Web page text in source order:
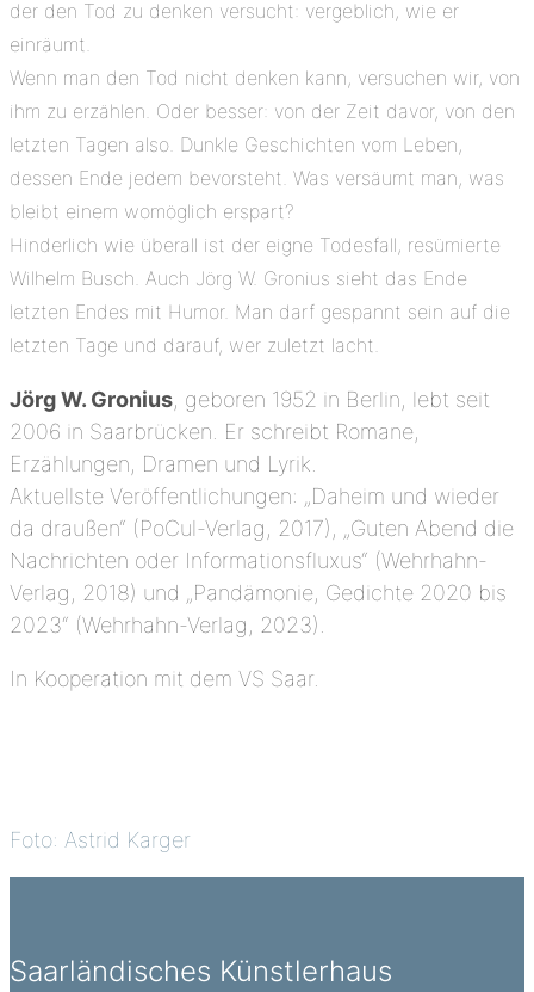
der den Tod zu denken versucht: vergeblich, wie er
einräumt.
Wenn man den Tod nicht denken kann, versuchen wir, von
ihm zu erzählen. Oder besser: von der Zeit davor, von den
letzten Tagen also. Dunkle Geschichten vom Leben,
dessen Ende jedem bevorsteht. Was versäumt man, was
bleibt einem womöglich erspart?
Hinderlich wie überall ist der eigne Todesfall, resümierte
Wilhelm Busch. Auch Jörg W. Gronius sieht das Ende
letzten Endes mit Humor. Man darf gespannt sein auf die
letzten Tage und darauf, wer zuletzt lacht.
Jörg W. Gronius, geboren 1952 in Berlin, lebt seit
2006 in Saarbrücken. Er schreibt Romane,
Erzählungen, Dramen und Lyrik.
Aktuellste Veröffentlichungen: „Daheim und wieder
da draußen“ (PoCul-Verlag, 2017), „Guten Abend die
Nachrichten oder Informationsfluxus“ (Wehrhahn-
Verlag, 2018) und „Pandämonie, Gedichte 2020 bis
2023“ (Wehrhahn-Verlag, 2023).
In Kooperation mit dem VS Saar.
Foto: Astrid Karger
Saarländisches Künstlerhaus